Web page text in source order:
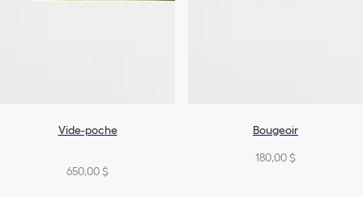
Vide-poche
650,00 $
Bougeoir
180,00 $